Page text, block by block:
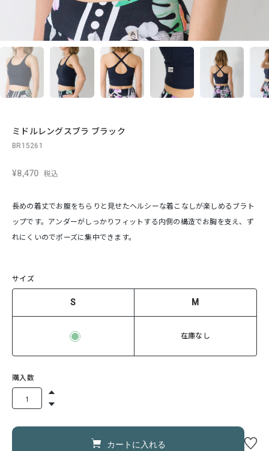
ミドルレングスブラ ブラック
BR15261
¥8,470 税込
長めの着丈でお腹をちらりと見せたヘルシーな着こなしが楽しめるブラト
ップです。アンダーがしっかりフィットする内側の構造でお胸を支え、ず
れにくいのでポーズに集中できます。
サイズ
S M
在庫なし
購入数
カートに入れる